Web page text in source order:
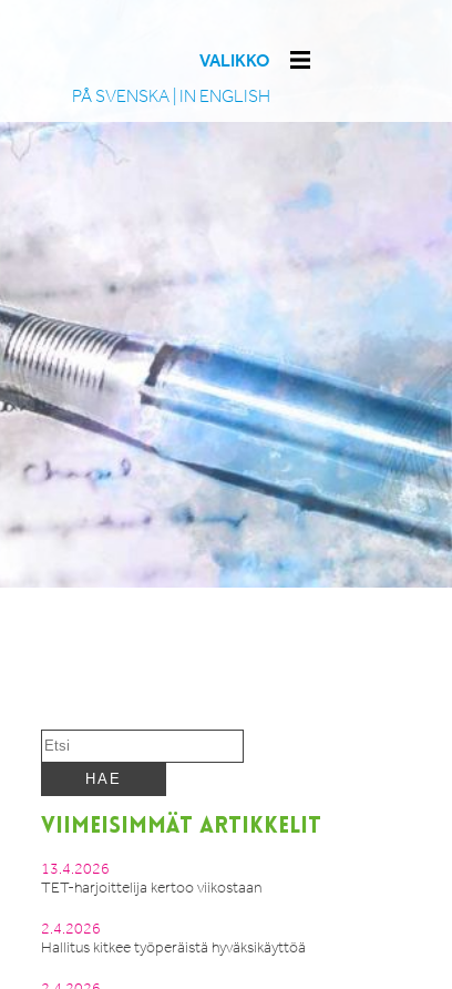
PÅ SVENSKA IN ENGLISH
VALIKKO
VIIMEISIMMÄT ARTIKKELIT
13.4.2026
TET-harjoittelija kertoo viikostaan
2.4.2026
Hallitus kitkee työperäistä hyväksikäyttöä